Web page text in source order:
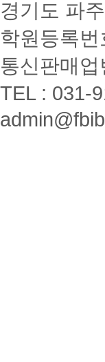
경기도 파
학원등록
통신판매
TEL : 031-